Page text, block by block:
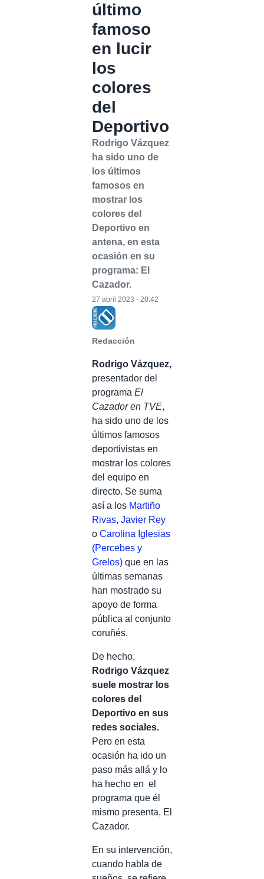
último
famoso
en lucir
los
colores
del
Deportivo
Rodrigo Vázquez
ha sido uno de
los últimos
famosos en
mostrar los
colores del
Deportivo en
antena, en esta
ocasión en su
programa: El
Cazador.
Redacción
27 abril 2023 - 20:42
Rodrigo Vázquez,
presentador del
programa El
Cazador en TVE,
ha sido uno de los
últimos famosos
deportivistas en
mostrar los colores
del equipo en
directo. Se suma
así a los Martiño
Rivas, Javier Rey
o Carolina Iglesias
(Percebes y
Grelos) que en las
últimas semanas
han mostrado su
apoyo de forma
pública al conjunto
coruñés.
De hecho,
Rodrigo Vázquez
suele mostrar los
colores del
Deportivo en sus
redes sociales.
Pero en esta
ocasión ha ido un
paso más allá y lo
ha hecho en el
programa que él
mismo presenta, El
Cazador.
En su intervención,
cuando habla de